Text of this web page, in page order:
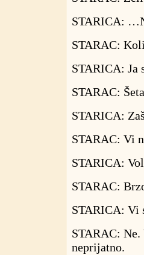
STARICA:
STARAC:
STARICA: Ja
STARAC:
STARICA:
STARAC: Vi
STARICA:
STARAC:
STARICA: Vi
STARAC:
neprijatno.